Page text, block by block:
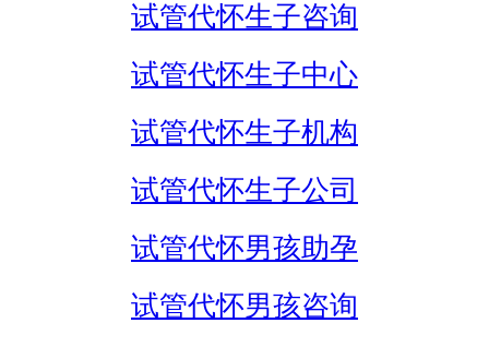
试管代怀生子咨询
试管代怀生子中心
试管代怀生子机构
试管代怀生子公司
试管代怀男孩助孕
试管代怀男孩咨询